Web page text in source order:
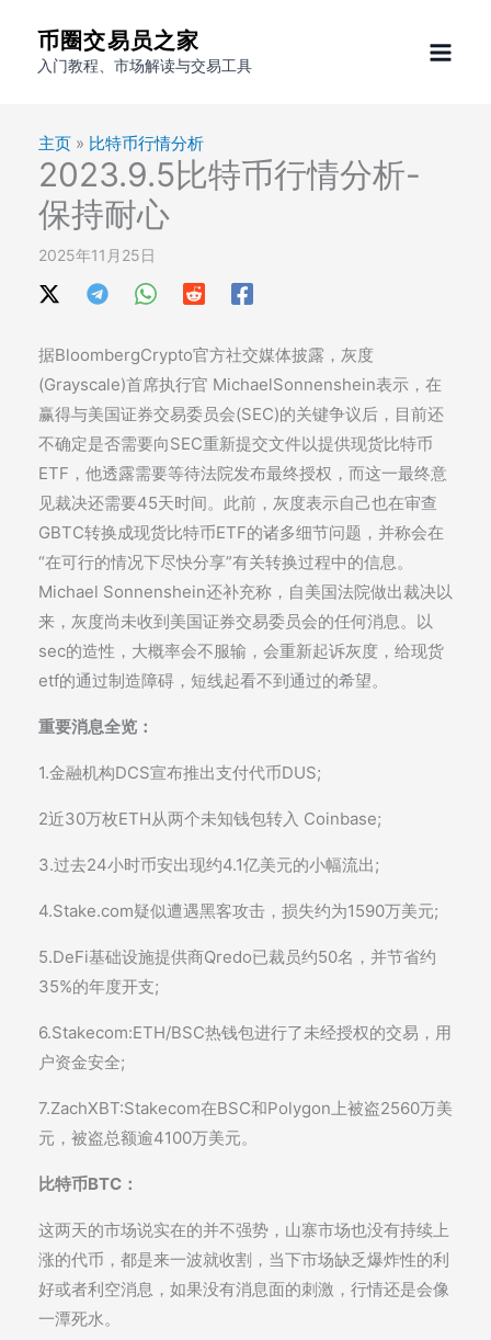
币圈交易员之家
入门教程、市场解读与交易工具
主页 » 比特币行情分析
2023.9.5比特币行情分析-
保持耐心
2025年11月25日
据BloombergCrypto官方社交媒体披露，灰度
(Grayscale)首席执行官 MichaelSonnenshein表示，在
赢得与美国证券交易委员会(SEC)的关键争议后，目前还
不确定是否需要向SEC重新提交文件以提供现货比特币
ETF，他透露需要等待法院发布最终授权，而这一最终意
见裁决还需要45天时间。此前，灰度表示自己也在审查
GBTC转换成现货比特币ETF的诸多细节问题，并称会在
“在可行的情况下尽快分享”有关转换过程中的信息。
Michael Sonnenshein还补充称，自美国法院做出裁决以
来，灰度尚未收到美国证券交易委员会的任何消息。以
sec的造性，大概率会不服输，会重新起诉灰度，给现货
etf的通过制造障碍，短线起看不到通过的希望。
重要消息全览：
1.金融机构DCS宣布推出支付代币DUS;
2近30万枚ETH从两个未知钱包转入 Coinbase;
3.过去24小时币安出现约4.1亿美元的小幅流出;
4.Stake.com疑似遭遇黑客攻击，损失约为1590万美元;
5.DeFi基础设施提供商Qredo已裁员约50名，并节省约
35%的年度开支;
6.Stakecom:ETH/BSC热钱包进行了未经授权的交易，用
户资金安全;
7.ZachXBT:Stakecom在BSC和Polygon上被盗2560万美
元，被盗总额逾4100万美元。
比特币BTC：
这两天的市场说实在的并不强势，山寨市场也没有持续上
涨的代币，都是来一波就收割，当下市场缺乏爆炸性的利
好或者利空消息，如果没有消息面的刺激，行情还是会像
一潭死水。